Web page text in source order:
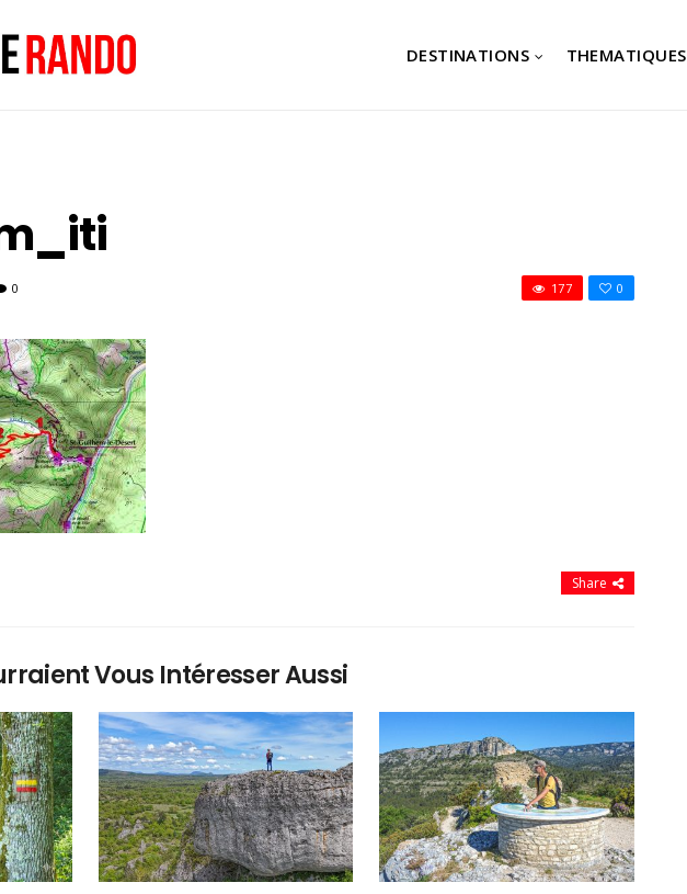
DESTINATIONS THEMATIQUES
0 0
177
Share
Vous Intéresser Aussi